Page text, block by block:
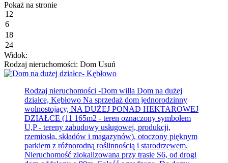
Pokaż na stronie
Widok:
Rodzaj nieruchomości: Dom Usuń
Rodzaj nieruchomości -Dom willa Dom na dużej
działce, Kębłowo Na sprzedaż dom jednorodzinny
wolnostojący, NA DUŻEJ PONAD HEKTAROWEJ
DZIAŁCE (11 165m2 - teren oznaczony symbolem
U,P - tereny zabudowy usługowej, produkcji,
rzemiosła, składów i magazynów), otoczony pięknym
parkiem z różnorodną roślinnością i starodrzewem.
Nieruchomość zlokalizowana przy trasie S6, od drogi